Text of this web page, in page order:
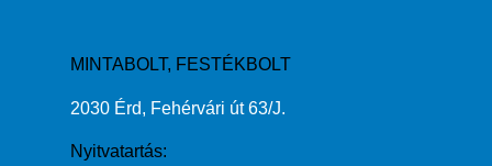
MINTABOLT, FESTÉKBOLT
2030 Érd, Fehérvári út 63/J.
Nyitvatartás: